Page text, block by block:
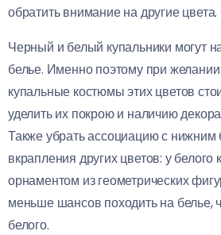
обратить внимание на другие цвета.
Черный и белый купальники могут
белье. Именно поэтому при
купальные костюмы этих цветов
уделить их покрою и наличию
Также убрать ассоциацию с нижним
вкрапления других цветов: у белого
орнаментом из геометрических
меньше шансов походить на белье,
белого.